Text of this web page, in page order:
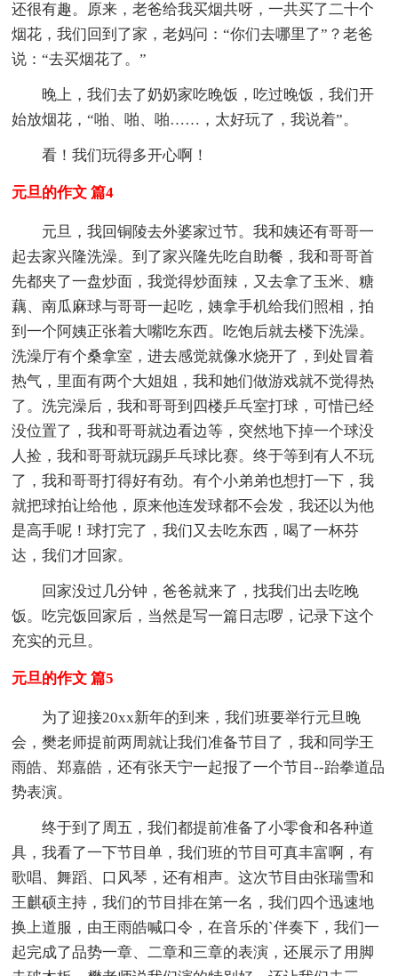
还很有趣。原来，老爸给我买烟共呀，一共买了二十个
烟花，我们回到了家，老妈问：“你们去哪里了”？老爸
说：“去买烟花了。”
晚上，我们去了奶奶家吃晚饭，吃过晚饭，我们开
始放烟花，“啪、啪、啪……，太好玩了，我说着”。
看！我们玩得多开心啊！
元旦的作文 篇4
元旦，我回铜陵去外婆家过节。我和姨还有哥哥一
起去家兴隆洗澡。到了家兴隆先吃自助餐，我和哥哥首
先都夹了一盘炒面，我觉得炒面辣，又去拿了玉米、糖
藕、南瓜麻球与哥哥一起吃，姨拿手机给我们照相，拍
到一个阿姨正张着大嘴吃东西。吃饱后就去楼下洗澡。
洗澡厅有个桑拿室，进去感觉就像水烧开了，到处冒着
热气，里面有两个大姐姐，我和她们做游戏就不觉得热
了。洗完澡后，我和哥哥到四楼乒乓室打球，可惜已经
没位置了，我和哥哥就边看边等，突然地下掉一个球没
人捡，我和哥哥就玩踢乒乓球比赛。终于等到有人不玩
了，我和哥哥打得好有劲。有个小弟弟也想打一下，我
就把球拍让给他，原来他连发球都不会发，我还以为他
是高手呢！球打完了，我们又去吃东西，喝了一杯芬
达，我们才回家。
回家没过几分钟，爸爸就来了，找我们出去吃晚
饭。吃完饭回家后，当然是写一篇日志啰，记录下这个
充实的元旦。
元旦的作文 篇5
为了迎接20xx新年的到来，我们班要举行元旦晚
会，樊老师提前两周就让我们准备节目了，我和同学王
雨皓、郑嘉皓，还有张天宁一起报了一个节目--跆拳道品
势表演。
终于到了周五，我们都提前准备了小零食和各种道
具，我看了一下节目单，我们班的节目可真丰富啊，有
歌唱、舞蹈、口风琴，还有相声。这次节目由张瑞雪和
王麒硕主持，我们的节目排在第一名，我们四个迅速地
换上道服，由王雨皓喊口令，在音乐的`伴奏下，我们一
起完成了品势一章、二章和三章的表演，还展示了用脚